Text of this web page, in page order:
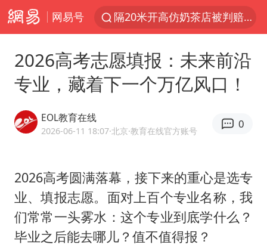
网易号
隔20米开高仿奶茶店被判赔35万元
新疆景区自驾服务费改为按车收费
多家A股公司收到美国关税退款
视频丨中国东方电气集团原党组副书记、董事宋致远被查
白海豚将正面袭击贯穿浙江
酒店回应车内过夜被收150元
36岁男演员成景区NPC后人气爆棚
2026高考志愿填报：未来前沿
专业，藏着下一个万亿风口！
EOL教育在线
2026-06-11 18:07·北京·教育在线官方账号
0
2026高考圆满落幕，接下来的重心是选专
业、填报志愿。面对上百个专业名称，我
们常常一头雾水：这个专业到底学什么？
毕业之后能去哪儿？值不值得报？